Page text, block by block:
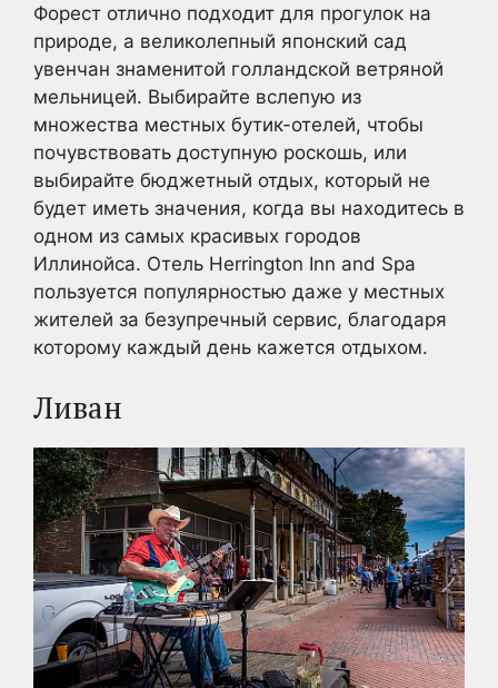
Форест отлично подходит для прогулок на
природе, а великолепный японский сад
увенчан знаменитой голландской ветряной
мельницей. Выбирайте вслепую из
множества местных бутик-отелей, чтобы
почувствовать доступную роскошь, или
выбирайте бюджетный отдых, который не
будет иметь значения, когда вы находитесь в
одном из самых красивых городов
Иллинойса. Отель Herrington Inn and Spa
пользуется популярностью даже у местных
жителей за безупречный сервис, благодаря
которому каждый день кажется отдыхом.
Ливан